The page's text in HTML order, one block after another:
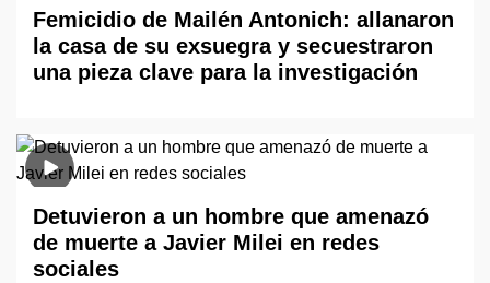
Femicidio de Mailén Antonich: allanaron
la casa de su exsuegra y secuestraron
una pieza clave para la investigación
Detuvieron a un hombre que amenazó
de muerte a Javier Milei en redes
sociales